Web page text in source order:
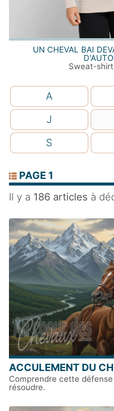
UN CHEVAL BAI
Sweat-
A
J
S
PAGE 1
Il y a 186 articles à
ACCULEMENT DU
Comprendre cette
résoudre.